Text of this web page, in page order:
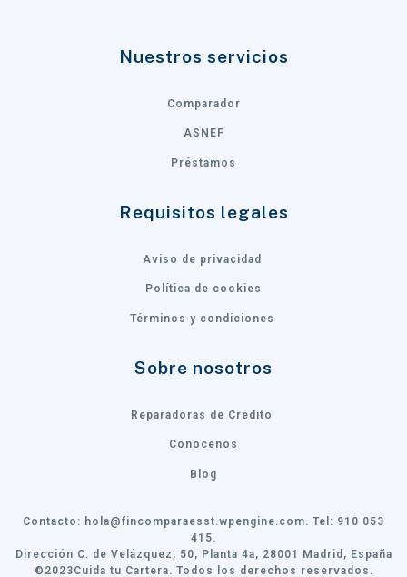
Nuestros servicios
Comparador
ASNEF
Préstamos
Requisitos legales
Aviso de privacidad
Política de cookies
Términos y condiciones
Sobre nosotros
Reparadoras de Crédito
Conocenos
Blog
Contacto: hola@fincomparaesst.wpengine.com. Tel: 910 053
415.
Dirección C. de Velázquez, 50, Planta 4a, 28001 Madrid, España
©2023Cuida tu Cartera. Todos los derechos reservados.